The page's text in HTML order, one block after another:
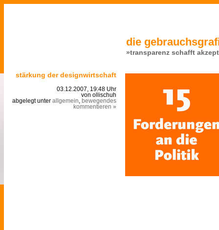
die
»transparenz schafft
stärkung der designwirtschaft
03.12.2007, 19:48 Uhr
von ollischuh
abgelegt unter allgemein
bewegendes
kommentieren »